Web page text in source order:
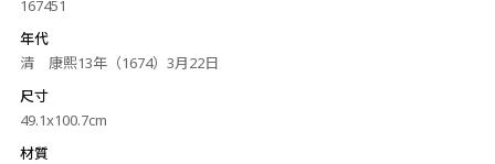
167451
年代
清 康熙13年（1674）3月22日
尺寸
49.1x100.7cm
材質